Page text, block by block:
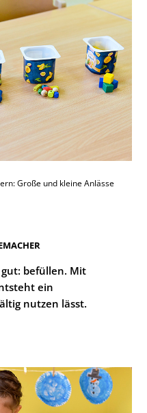
Große und kleine Anlässe
gut: befüllen. Mit
ein
nutzen lässt.